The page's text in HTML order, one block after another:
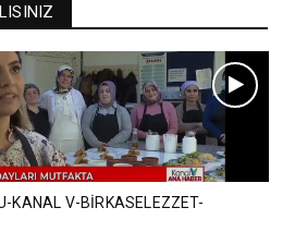
KANAL V-BİRKASELEZZET-